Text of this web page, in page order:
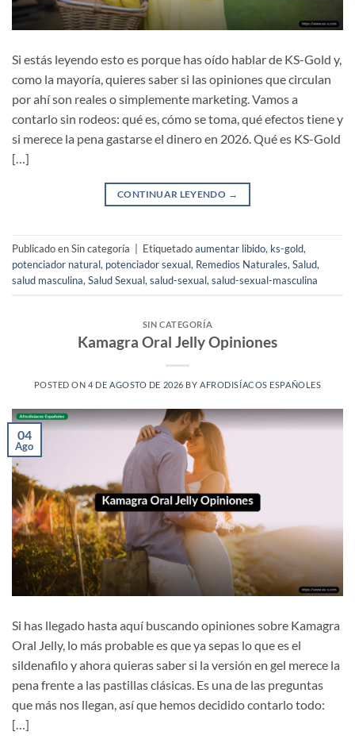
Si estás leyendo esto es porque has oído hablar de KS-Gold y,
como la mayoría, quieres saber si las opiniones que circulan
por ahí son reales o simplemente marketing. Vamos a
contarlo sin rodeos: qué es, cómo se toma, qué efectos tiene y
si merece la pena gastarse el dinero en 2026. Qué es KS-Gold
[…]
CONTINUAR LEYENDO →
Publicado en Sin categoría Etiquetadoaumentar libido, ks-gold,
potenciador natural, potenciador sexual, Remedios Naturales,Salud,
salud masculina,Salud Sexual,salud-sexual,salud-sexual-masculina
SIN CATEGORÍA
Kamagra Oral Jelly Opiniones
POSTED ON4 DE AGOSTO DE 2026 BYAFRODISÍACOS ESPAÑOLES
04
Ago
Si has llegado hasta aquí buscando opiniones sobre Kamagra
Oral Jelly, lo más probable es que ya sepas lo que es el
sildenafilo y ahora quieras saber si la versión en gel merece la
pena frente a las pastillas clásicas. Es una de las preguntas
que más nos llegan, así que hemos decidido contarlo todo:
[…]